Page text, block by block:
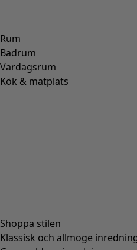
Rum
Badrum
Vardagsrum
Kök & matplats
Shoppa stilen
Klassisk och allmoge